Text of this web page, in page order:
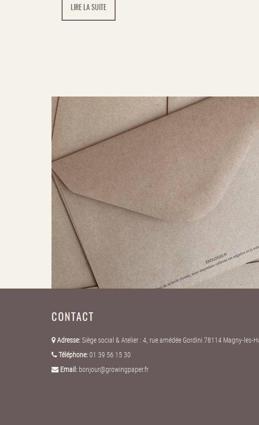
LIRE LA SUITE
CONTACT
Adresse:Siège social & Atelier : 4, rue amédée Gordini 78114 Magny-les-
Téléphone:01 39 56 15 30
Email: bonjour@growingpaper.fr